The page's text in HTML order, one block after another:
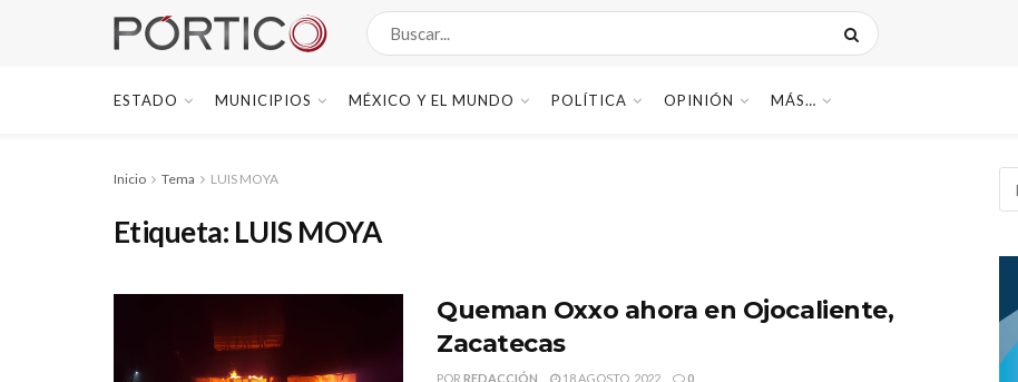
ESTADO MUNICIPIOS MÉXICO Y EL MUNDO POLÍTICA OPINIÓN MÁS…
Inicio Tema LUIS MOYA
Etiqueta: LUIS MOYA
Queman Oxxo ahora en Ojocaliente,
Zacatecas
POR REDACCIÓN 18 AGOSTO, 2022 0